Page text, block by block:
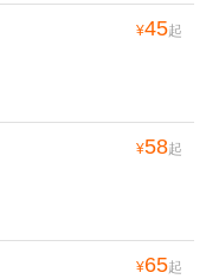
¥45起
¥58起
¥65起